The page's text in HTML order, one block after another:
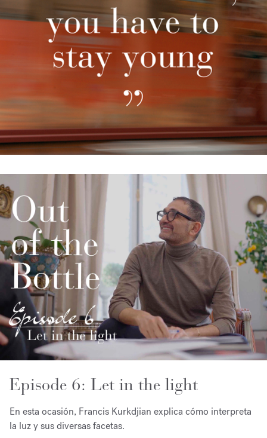
Episode 6: Let in the light
En esta ocasión, Francis Kurkdjian explica cómo interpreta
la luz y sus diversas facetas.